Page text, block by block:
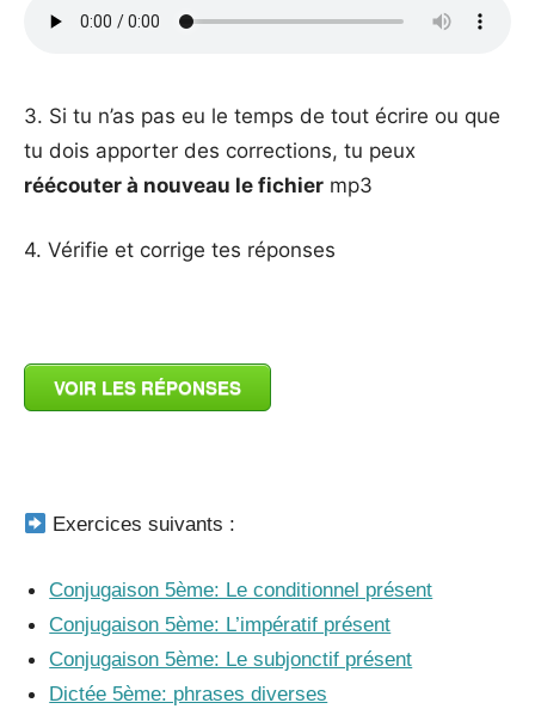
3. Si tu n’as pas eu le temps de tout écrire ou que
tu dois apporter des corrections, tu peux
réécouter à nouveau le fichier mp3
4. Vérifie et corrige tes réponses
VOIR LES RÉPONSES
Exercices suivants :
Conjugaison 5ème: Le conditionnel présent
Conjugaison 5ème: L’impératif présent
Conjugaison 5ème: Le subjonctif présent
Dictée 5ème: phrases diverses